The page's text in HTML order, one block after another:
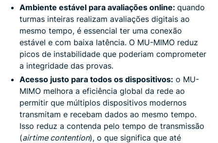
Ambiente estável para avaliações online: quando
turmas inteiras realizam avaliações digitais ao
mesmo tempo, é essencial ter uma conexão
estável e com baixa latência. O MU-MIMO reduz
picos de instabilidade que poderiam comprometer
a integridade das provas.
Acesso justo para todos os dispositivos: o MU-
MIMO melhora a eficiência global da rede ao
permitir que múltiplos dispositivos modernos
transmitam e recebam dados ao mesmo tempo.
Isso reduz a contenda pelo tempo de transmissão
(airtime contention), o que significa que até